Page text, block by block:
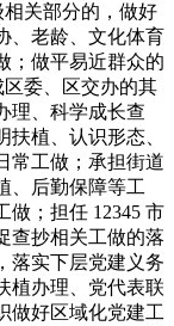
关部分的，做好
、老龄、文化体育
；做平易近群众的
委、区交办的其
理、科学成长查
植、认识形态、
常工做；承担街道
、后勤保障等工
做；担任 12345 市
查抄相关工做的落
落实下层党建义务
植办理、党代表联
做好区域化党建工